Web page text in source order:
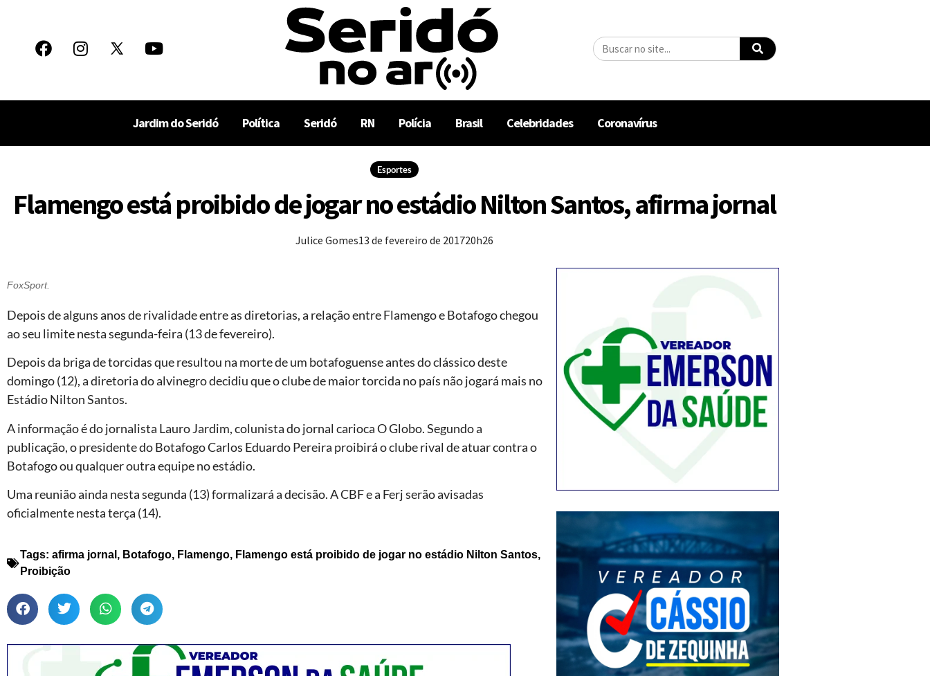
Jardim do Seridó Política Seridó RN Polícia Brasil Celebridades Coronavírus
Esportes
Flamengo está proibido de jogar no estádio Nilton Santos, afirma jornal
Julice Gomes13 de fevereiro de 201720h26
FoxSport.
Depois de alguns anos de rivalidade entre as diretorias, a relação entre Flamengo e Botafogo chegou
ao seu limite nesta segunda-feira (13 de fevereiro).
Depois da briga de torcidas que resultou na morte de um botafoguense antes do clássico deste
domingo (12), a diretoria do alvinegro decidiu que o clube de maior torcida no país não jogará mais no
Estádio Nilton Santos.
A informação é do jornalista Lauro Jardim, colunista do jornal carioca O Globo. Segundo a
publicação, o presidente do Botafogo Carlos Eduardo Pereira proibirá o clube rival de atuar contra o
Botafogo ou qualquer outra equipe no estádio.
Uma reunião ainda nesta segunda (13) formalizará a decisão. A CBF e a Ferj serão avisadas
oficialmente nesta terça (14).
Tags: afirma jornal , Botafogo, Flamengo, Flamengo está proibido de jogar no estádio Nilton Santos,
Proibição